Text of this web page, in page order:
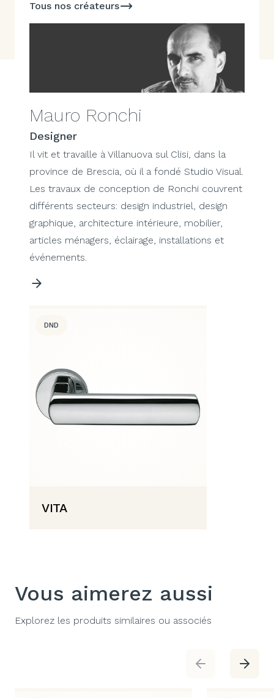
Tous nos créateurs
Mauro Ronchi
Designer
Il vit et travaille à Villanuova sul Clisi, dans la
province de Brescia, où il a fondé Studio Visual.
Les travaux de conception de Ronchi couvrent
différents secteurs: design industriel, design
graphique, architecture intérieure, mobilier,
articles ménagers, éclairage, installations et
événements.
DND
VITA
Vous aimerez aussi
Explorez les produits similaires ou associés